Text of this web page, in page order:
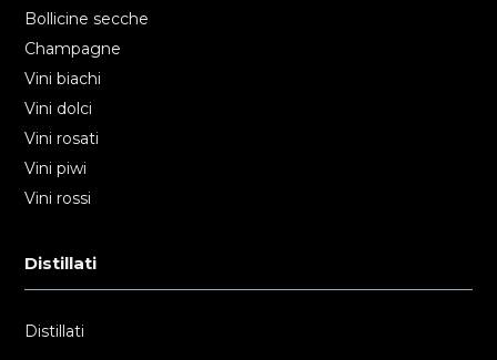
Bollicine secche
Champagne
Vini biachi
Vini dolci
Vini rosati
Vini piwi
Vini rossi
Distillati
Distillati